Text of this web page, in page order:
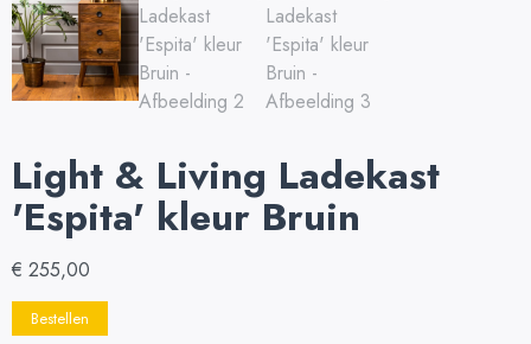
Light & Living Ladekast
'Espita' kleur Bruin
€ 255,00
Bestellen